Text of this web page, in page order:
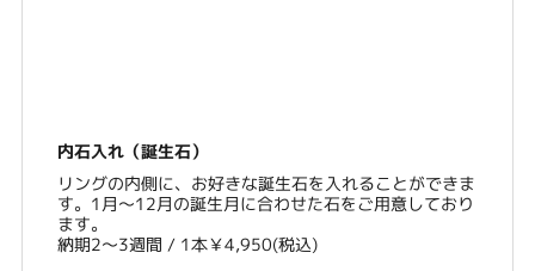
内石入れ（誕生石）
リングの内側に、お好きな誕生石を入れることができま
す。1月〜12月の誕生月に合わせた石をご用意しており
ます。
納期2〜3週間 / 1本￥4,950(税込)